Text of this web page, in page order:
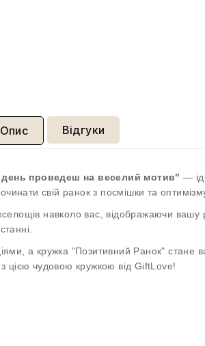
Опис Відгуки
проведеш на веселий мотив" —
свій ранок з посмішки та
навколо вас, відображаючи вашу
а кружка "Позитивний Ранок"
цією чудовою кружкою від GiftLove!